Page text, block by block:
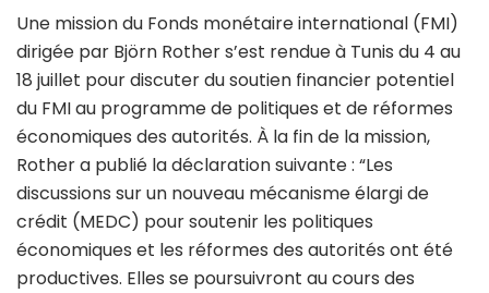
Une mission du Fonds monétaire international (FMI)
dirigée par Björn Rother s’est rendue à Tunis du 4 au
18 juillet pour discuter du soutien financier potentiel
du FMI au programme de politiques et de réformes
économiques des autorités. À la fin de la mission,
Rother a publié la déclaration suivante : “Les
discussions sur un nouveau mécanisme élargi de
crédit (MEDC) pour soutenir les politiques
économiques et les réformes des autorités ont été
productives. Elles se poursuivront au cours des